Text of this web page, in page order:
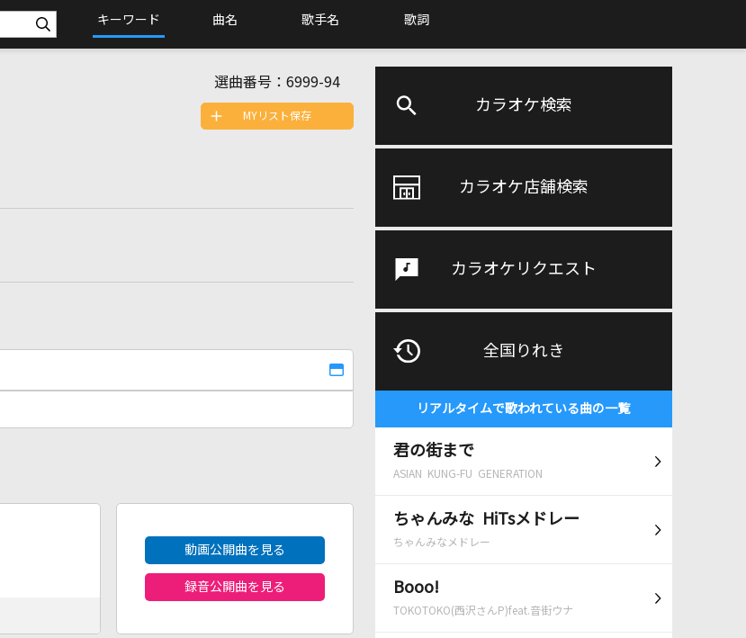
キーワード 曲名 歌手名 歌詞
カラオケ検索
カラオケ店舗検索
カラオケリクエスト
全国りれき
リアルタイムで歌われている曲の一覧
君の街まで
ASIAN KUNG-FU GENERATION
ちゃんみな HiTsメドレー
ちゃんみなメドレー
Booo!
TOKOTOKO(西沢さんP)feat.音街ウナ
選曲番号： 6999-94
MYリスト保存
動画公開曲を見る
録音公開曲を見る